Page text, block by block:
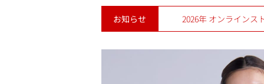
お知らせ 2026年 オンラインス